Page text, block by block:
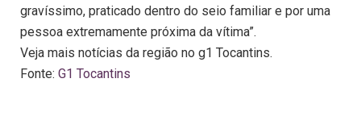
gravíssimo, praticado dentro do seio familiar e por uma
pessoa extremamente próxima da vítima”.
Veja mais notícias da região no g1 Tocantins.
Fonte: G1 Tocantins